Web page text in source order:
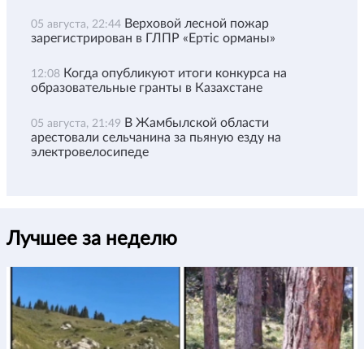
05 августа, 22:44 Верховой лесной пожар
зарегистрирован в ГЛПР «Ертіс орманы»
12:08 Когда опубликуют итоги конкурса на
образовательные гранты в Казахстане
05 августа, 21:49 В Жамбылской области
арестовали сельчанина за пьяную езду на
электровелосипеде
Лучшее за неделю